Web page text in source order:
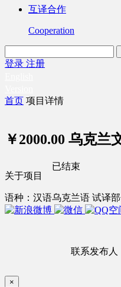
互译合作
Cooperation
登录 注册
首页 项目详情
￥2000.00 乌克兰
关于项目
语种：汉语乌克兰语 试译
联系发布人
已结束
×